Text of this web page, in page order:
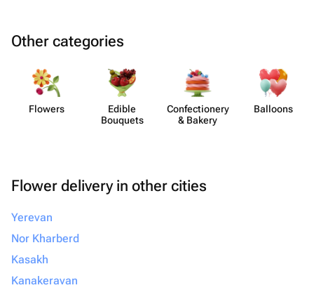
Other categories
Flowers
Edible
Bouquets
Confect​ionery
& Bakery
Balloons
Flower delivery in other cities
Yerevan
Nor Kharberd
Kasakh
Kanakeravan